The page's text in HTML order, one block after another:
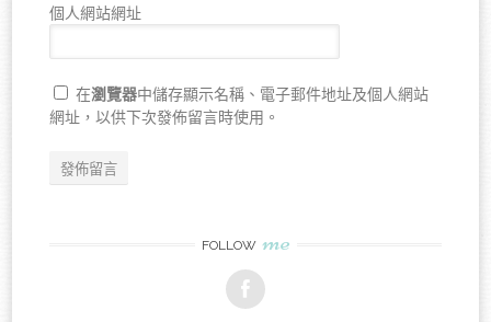
個人網站網址
在瀏覽器中儲存顯示名稱、電子郵件地址及個人網站
網址，以供下次發佈留言時使用。
FOLLOW me